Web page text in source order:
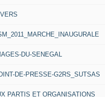
DU-SENEGAL
DE-PRESSE-G2RS_SUTSAS
PARTIS ET ORGANISATIONS